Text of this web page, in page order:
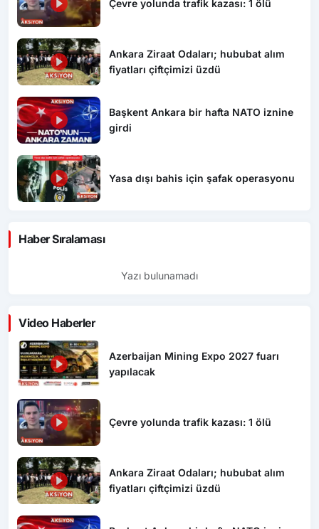
Çevre yolunda trafik kazası: 1 ölü
Ankara Ziraat Odaları; hububat alım
fiyatları çiftçimizi üzdü
Başkent Ankara bir hafta NATO iznine
girdi
Yasa dışı bahis için şafak operasyonu
Haber Sıralaması
Yazı bulunamadı
Video Haberler
Azerbaijan Mining Expo 2027 fuarı
yapılacak
Çevre yolunda trafik kazası: 1 ölü
Ankara Ziraat Odaları; hububat alım
fiyatları çiftçimizi üzdü